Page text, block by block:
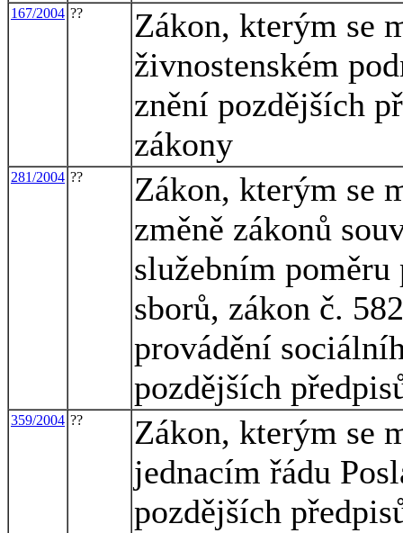
167/2004 ??
Zákon, kterým se
živnostenském
znění pozdějších
zákony
281/2004 ??
Zákon, kterým se
změně zákonů
služebním
sborů, zákon č.
provádění
pozdějších
359/2004 ??
Zákon, kterým se
jednacím řádu
pozdějších